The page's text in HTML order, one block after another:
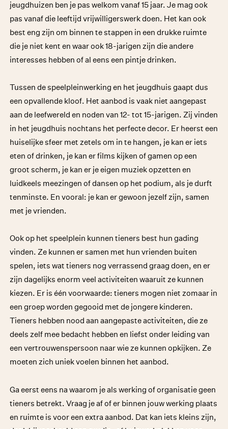
jeugdhuizen ben je pas welkom vanaf 15 jaar. Je mag ook
pas vanaf die leeftijd vrijwilligerswerk doen. Het kan ook
best eng zijn om binnen te stappen in een drukke ruimte
die je niet kent en waar ook 18-jarigen zijn die andere
interesses hebben of al eens een pintje drinken.
Tussen de speelpleinwerking en het jeugdhuis gaapt dus
een opvallende kloof. Het aanbod is vaak niet aangepast
aan de leefwereld en noden van 12- tot 15-jarigen. Zij vinden
in het jeugdhuis nochtans het perfecte decor. Er heerst een
huiselijke sfeer met zetels om in te hangen, je kan er iets
eten of drinken, je kan er films kijken of gamen op een
groot scherm, je kan er je eigen muziek opzetten en
luidkeels meezingen of dansen op het podium, als je durft
tenminste. En vooral: je kan er gewoon jezelf zijn, samen
met je vrienden.
Ook op het speelplein kunnen tieners best hun gading
vinden. Ze kunnen er samen met hun vrienden buiten
spelen, iets wat tieners nog verrassend graag doen, en er
zijn dagelijks enorm veel activiteiten waaruit ze kunnen
kiezen. Er is één voorwaarde: tieners mogen niet zomaar in
een groep worden gegooid met de jongere kinderen.
Tieners hebben nood aan aangepaste activiteiten, die ze
deels zelf mee bedacht hebben en liefst onder leiding van
een vertrouwenspersoon naar wie ze kunnen opkijken. Ze
moeten zich uniek voelen binnen het aanbod.
Ga eerst eens na waarom je als werking of organisatie geen
tieners betrekt. Vraag je af of er binnen jouw werking plaats
en ruimte is voor een extra aanbod. Dat kan iets kleins zijn,